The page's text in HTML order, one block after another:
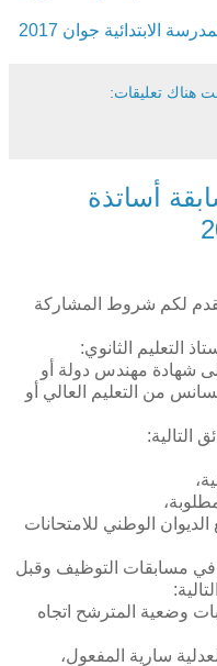
الابتدائية جوان 2017
هناك تعليقات:
أساتذة
لكم شروط المشاركة
التعليم الثانوي:
شهادة مهندس دولة أو
من التعليم العالي أو
التالية:
الوطني للامتحانات
في مسابقات التوظيف وقبل
إثبات وضعية المترشح اتجاه